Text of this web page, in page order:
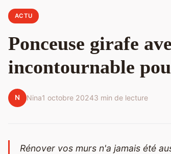
ACTU
Ponceuse girafe
incontournable
N Nina1 octobre 20243 min de lecture
Rénover vos murs n'a jamais été